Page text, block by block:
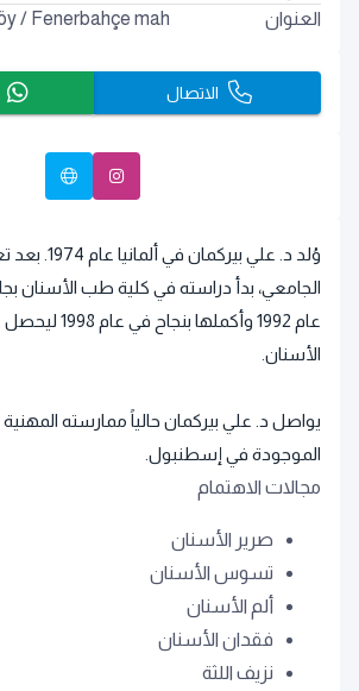
وُلد د. علي
الجامعي، بدأ دراسته في كلية طب الأسنان
عام 1992
الأسنان.
يواصل د. علي بيركمان حالياً ممارسته
الموجودة في إسطنبول.
مجالات الاهتمام
صرير الأسنان
تسوس الأسنان
ألم الأسنان
فقدان الأسنان
نزيف اللثة
العنوان
/ Fenerbahçe mah.
الاتصال